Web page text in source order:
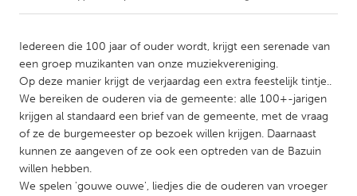
Kitchener-Waterloo
New Glasgow
Newmarket
Ottawa
South Shore
Toronto
MALAYSIA
Iedereen die 100 jaar of ouder wordt, krijgt een serenade van
een groep muzikanten van onze muziekvereniging.
Op deze manier krijgt de verjaardag een extra feestelijk tintje..
We bereiken de ouderen via de gemeente: alle 100+-jarigen
krijgen al standaard een brief van de gemeente, met de vraag
of ze de burgemeester op bezoek willen krijgen. Daarnaast
kunnen ze aangeven of ze ook een optreden van de Bazuin
willen hebben.
We spelen 'gouwe ouwe', liedjes die de ouderen van vroeger